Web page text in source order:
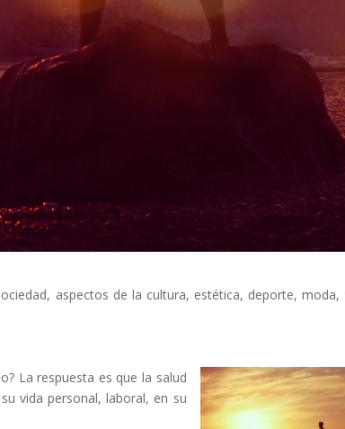
aspectos de la cultura, estética, deporte, moda,
La respuesta es que la salud
vida personal, laboral, en su